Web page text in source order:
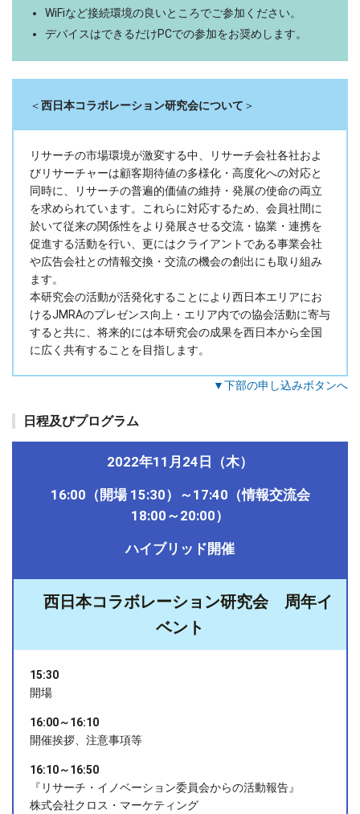
WiFiなど接続環境の良いところでご参加ください。
デバイスはできるだけPCでの参加をお奨めします。
＜西日本コラボレーション研究会について ＞
リサーチの市場環境が激変する中、リサーチ会社各社およ
びリサーチャーは顧客期待値の多様化・高度化への対応と
同時に、リサーチの普遍的価値の維持・発展の使命の両立
を求められています。これらに対応するため、会員社間に
於いて従来の関係性をより発展させる交流・協業・連携を
促進する活動を行い、更にはクライアントである事業会社
や広告会社との情報交換・交流の機会の創出にも取り組み
ます。
本研究会の活動が活発化することにより西日本エリアにお
けるJMRAのプレゼンス向上・エリア内での協会活動に寄与
すると共に、将来的には本研究会の成果を西日本から全国
に広く共有することを目指します。
▼下部の申し込みボタンへ
日程及びプログラム
2022年11月24日（木）
16:00（開場 15:30）～17:40（情報交流会
18:00～20:00）
ハイブリッド開催
西日本コラボレーション研究会 周年イ
ベント
15:30
開場
16:00～16:10
開催挨拶、注意事項等
16:10～16:50
『リサーチ・イノベーション委員会からの活動報告』
株式会社クロス・マーケティング